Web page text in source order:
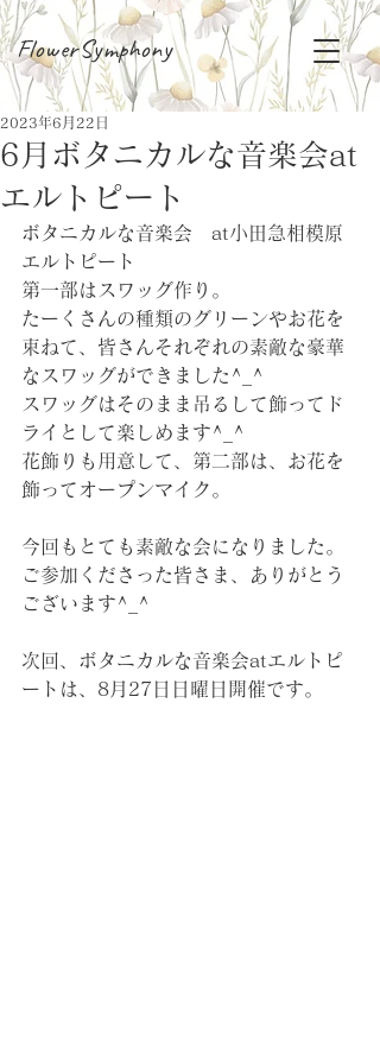
FlowerSymphony
6月ボタニカルな音楽会at
エルトピート
2023年6月22日
ボタニカルな音楽会　at小田急相模原
エルトピート
第一部はスワッグ作り。
たーくさんの種類のグリーンやお花を
束ねて、皆さんそれぞれの素敵な豪華
なスワッグができました^_^
スワッグはそのまま吊るして飾ってド
ライとして楽しめます^_^
花飾りも用意して、第二部は、お花を
飾ってオープンマイク。
今回もとても素敵な会になりました。
ご参加くださった皆さま、ありがとう
ございます^_^
次回、ボタニカルな音楽会atエルトピ
ートは、8月27日日曜日開催です。